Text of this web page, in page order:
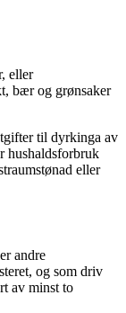
eller
bær og grønsaker
til dyrkinga av
hushaldsforbruk
eller
andre
og som driv
av minst to